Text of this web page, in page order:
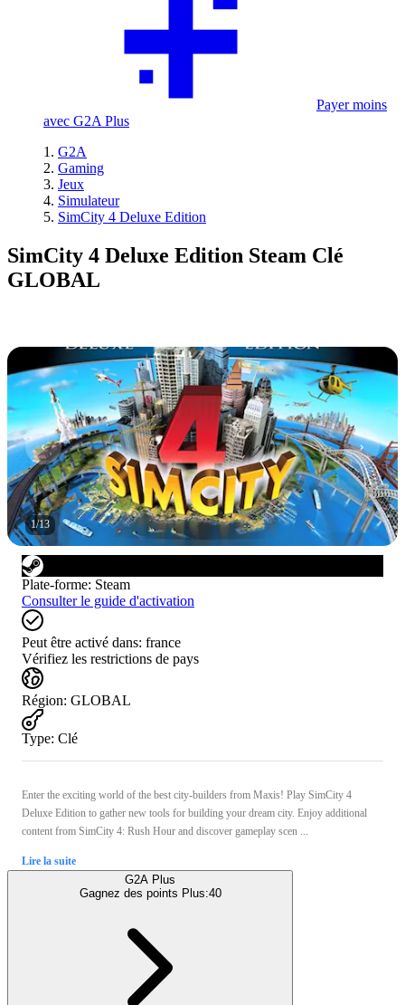
Payer moins
avec G2A Plus
G2A
Gaming
Jeux
Simulateur
SimCity 4 Deluxe Edition
SimCity 4 Deluxe Edition Steam Clé
GLOBAL
1/13
Plate-forme: Steam
Consulter le guide d'activation
Peut être activé dans: france
Vérifiez les restrictions de pays
Région: GLOBAL
Type: Clé
Enter the exciting world of the best city-builders from Maxis! Play SimCity 4
Deluxe Edition to gather new tools for building your dream city. Enjoy additional
content from SimCity 4: Rush Hour and discover gameplay scen ...
Lire la suite
G2A Plus
Gagnez des points Plus:40